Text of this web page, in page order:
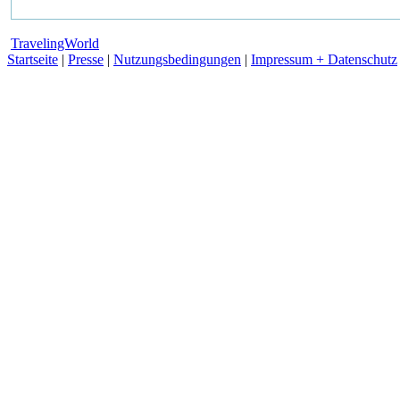
TravelingWorld
Startseite | Presse | Nutzungsbedingungen | Impressum + Datenschutz